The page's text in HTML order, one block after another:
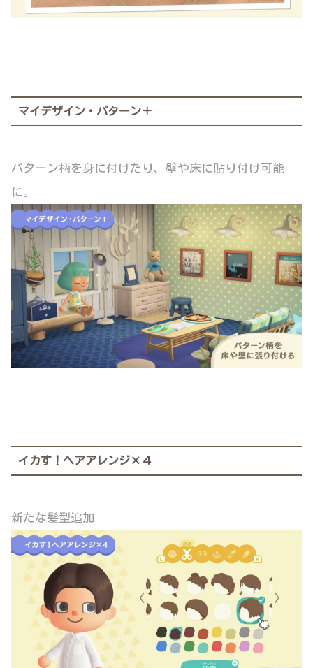
マイデザイン・パターン＋
パターン柄を身に付けたり、壁や床に貼り付け可能
に。
イカす！ヘアアレンジ×４
新たな髪型追加